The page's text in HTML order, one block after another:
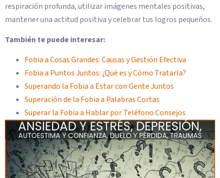
respiración profunda, utilizar imágenes mentales positivas,
mantener una actitud positiva y celebrar tus logros pequeños.
También te puede interesar:
Fobia a Cosas Grandes: Causas y Gestión Efectiva
Fobia a Puntos Juntos: ¿Qué es y Cómo Tratarla?
Superando la Fobia a Estar con Gente Juntos
Superación de la Fobia a Palabras Cortas
Superar la Fobia a Hablar por Teléfono Consejos